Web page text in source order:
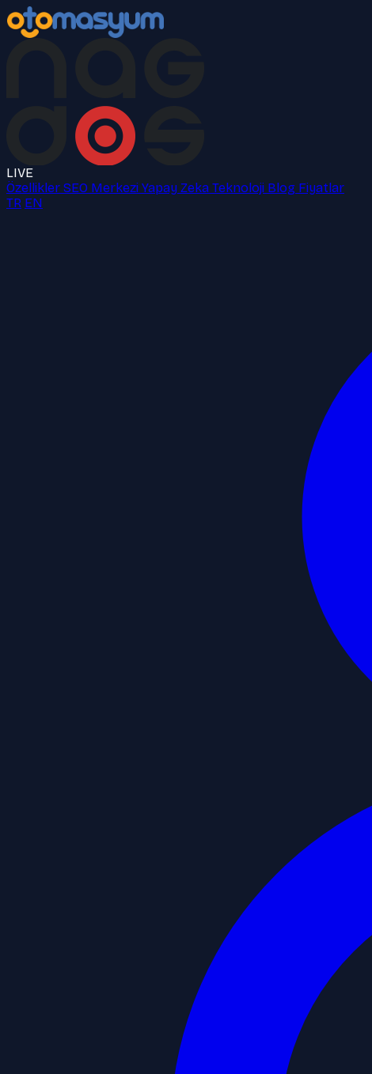
LIVE
Özellikler SEO Merkezi Yapay Zeka Teknoloji Blog Fiyatlar
TR EN